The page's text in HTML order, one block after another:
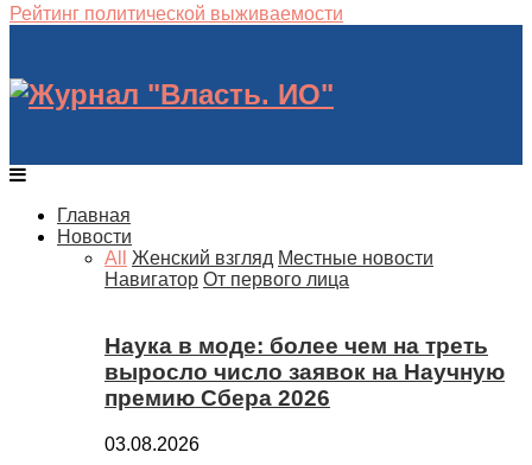
Рейтинг политической выживаемости
Главная
Новости
All
Женский взгляд Местные новости
Навигатор От первого лица
Наука в моде: более чем на треть
выросло число заявок на Научную
премию Сбера 2026
03.08.2026